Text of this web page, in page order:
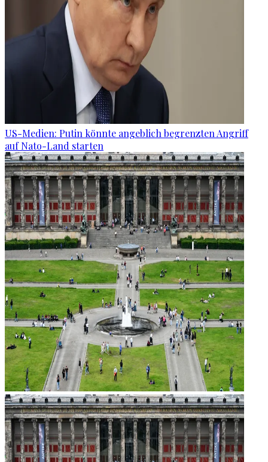
US-Medien: Putin könnte angeblich begrenzten Angriff
auf Nato-Land starten